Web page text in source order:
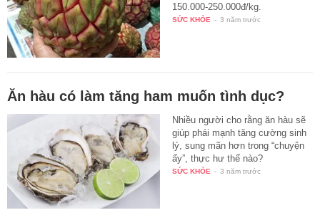
150.000-250.000đ/kg.
SỨC KHỎE - 3 năm trước
Ăn hàu có làm tăng ham muốn tình dục?
Nhiều người cho rằng ăn hàu sẽ
giúp phái mạnh tăng cường sinh
lý, sung mãn hơn trong “chuyện
ấy”, thực hư thế nào?
SỨC KHỎE - 3 năm trước